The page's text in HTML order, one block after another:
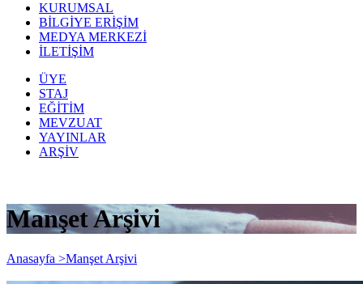
KURUMSAL
BİLGİYE ERİŞİM
MEDYA MERKEZİ
İLETİŞİM
ÜYE
STAJ
EĞİTİM
MEVZUAT
YAYINLAR
ARŞİV
Manşet Arşivi
Anasayfa >Manşet Arşivi